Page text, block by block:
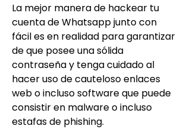
La mejor manera de hackear tu
cuenta de Whatsapp junto con
fácil es en realidad para garantizar
de que posee una sólida
contraseña y tenga cuidado al
hacer uso de cauteloso enlaces
web o incluso software que puede
consistir en malware o incluso
estafas de phishing.